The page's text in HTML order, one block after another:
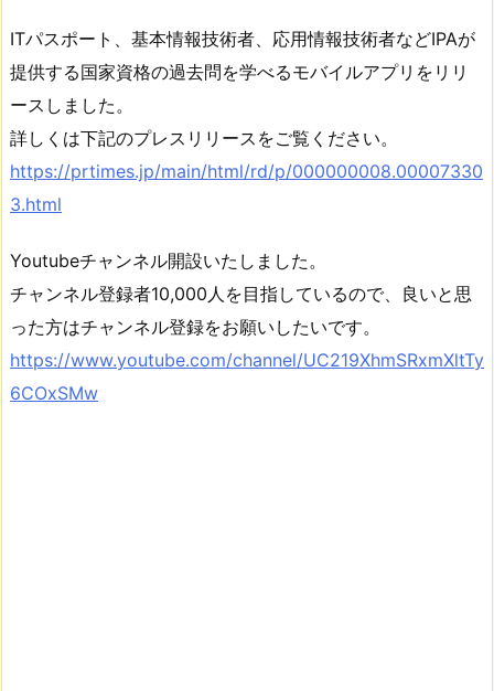
ITパスポート、基本情報技術者、応用情報技術者などIPAが
提供する国家資格の過去問を学べるモバイルアプリをリリ
ースしました。
詳しくは下記のプレスリリースをご覧ください。
https://prtimes.jp/main/html/rd/p/000000008.00007330
3.html
Youtubeチャンネル開設いたしました。
チャンネル登録者10,000人を目指しているので、良いと思
った方はチャンネル登録をお願いしたいです。
https://www.youtube.com/channel/UC219XhmSRxmXltTy
6COxSMw